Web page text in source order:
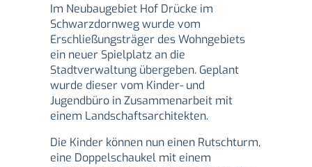
Im Neubaugebiet Hof Drücke im
Schwarzdornweg wurde vom
Erschließungsträger des Wohngebiets
ein neuer Spielplatz an die
Stadtverwaltung übergeben. Geplant
wurde dieser vom Kinder- und
Jugendbüro in Zusammenarbeit mit
einem Landschaftsarchitekten.
Die Kinder können nun einen Rutschturm,
eine Doppelschaukel mit einem